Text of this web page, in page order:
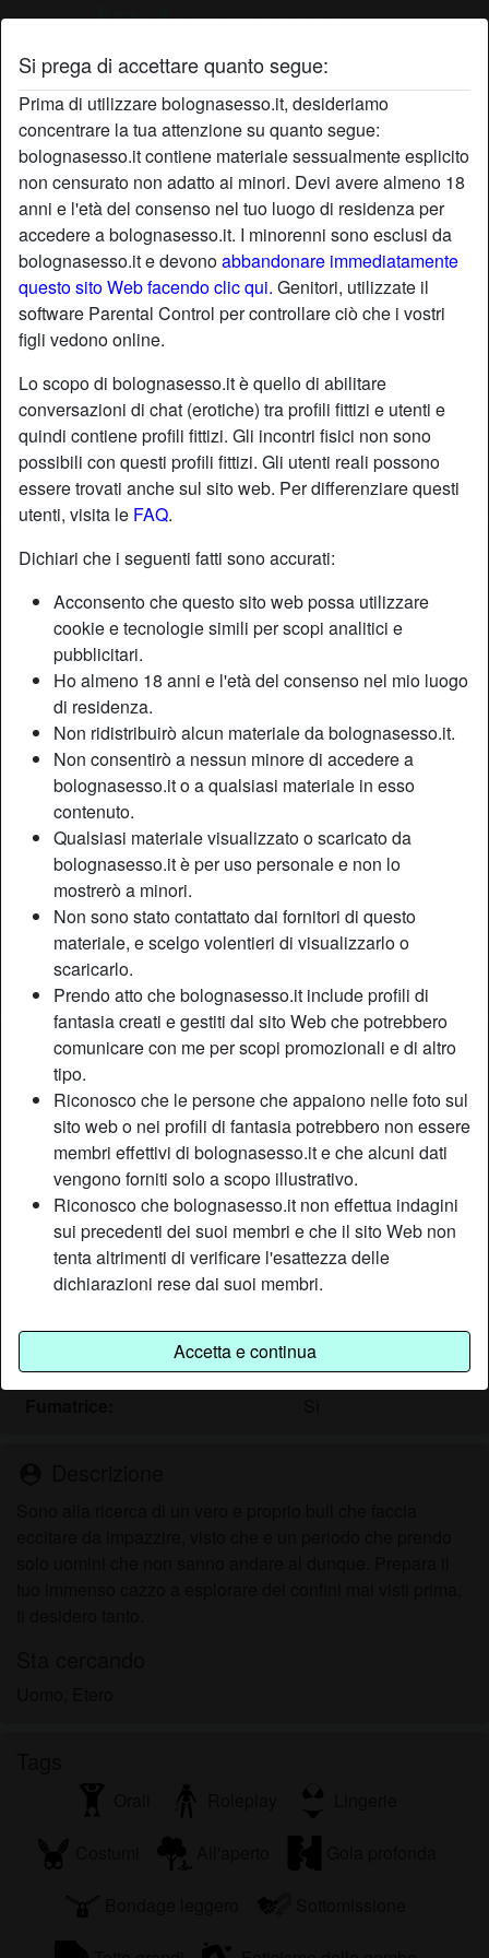
Si prega di accettare quanto segue:
Prima di utilizzare bolognasesso.it, desideriamo
concentrare la tua attenzione su quanto segue:
bolognasesso.it contiene materiale sessualmente esplicito
non censurato non adatto ai minori. Devi avere almeno 18
anni e l'età del consenso nel tuo luogo di residenza per
accedere a bolognasesso.it. I minorenni sono esclusi da
bolognasesso.it e devonoabbandonare immediatamente
questo sito Web facendo clic qui. Genitori, utilizzate il
software Parental Control per controllare ciò che i vostri
figli vedono online.
Lo scopo di bolognasesso.it è quello di abilitare
conversazioni di chat (erotiche) tra profili fittizi e utenti e
quindi contiene profili fittizi. Gli incontri fisici non sono
possibili con questi profili fittizi. Gli utenti reali possono
essere trovati anche sul sito web. Per differenziare questi
utenti, visita le FAQ.
Dichiari che i seguenti fatti sono accurati:
Acconsento che questo sito web possa utilizzare
cookie e tecnologie simili per scopi analitici e
pubblicitari.
Ho almeno 18 anni e l'età del consenso nel mio luogo
di residenza.
Non ridistribuirò alcun materiale da bolognasesso.it.
Non consentirò a nessun minore di accedere a
bolognasesso.it o a qualsiasi materiale in esso
contenuto.
Qualsiasi materiale visualizzato o scaricato da
bolognasesso.it è per uso personale e non lo
mostrerò a minori.
Non sono stato contattato dai fornitori di questo
materiale, e scelgo volentieri di visualizzarlo o
scaricarlo.
Prendo atto che bolognasesso.it include profili di
fantasia creati e gestiti dal sito Web che potrebbero
comunicare con me per scopi promozionali e di altro
tipo.
Riconosco che le persone che appaiono nelle foto sul
sito web o nei profili di fantasia potrebbero non essere
membri effettivi di bolognasesso.it e che alcuni dati
vengono forniti solo a scopo illustrativo.
Riconosco che bolognasesso.it non effettua indagini
sui precedenti dei suoi membri e che il sito Web non
tenta altrimenti di verificare l'esattezza delle
dichiarazioni rese dai suoi membri.
Accetta e continua
Profilo di Cacciatricer
star Aggiungi chatChatta adesso
Nickname:
Cacciatricer
Età:
Paese:
Italia
Provincia:
Pistoia
Sesso:
Donna
Sessualità:
Etero
Relazione:
Single
Colore dei capelli:
Scuro
Colore degli occhi:
Castani
70 Kg
Depilata:
Sì